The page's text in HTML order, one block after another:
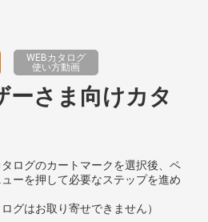
WEBカタログ
使い方動画
ーさま向けカタ
ログのカートマークを選択後、ペ
ーを押して必要なステップを進め
グはお取り寄せできません）